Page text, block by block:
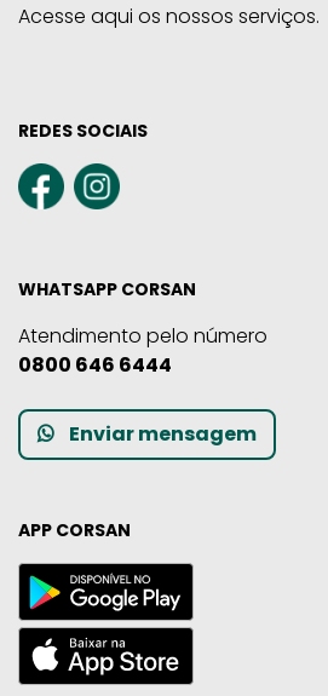
Acesse aqui os nossos serviços.
REDES SOCIAIS
WHATSAPP CORSAN
Atendimento pelo número
0800 646 6444
Enviar mensagem
APP CORSAN